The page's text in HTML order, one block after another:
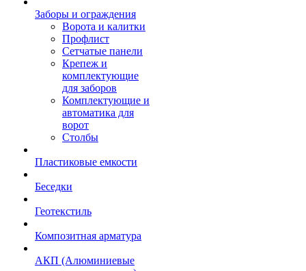
Заборы и ограждения
Ворота и калитки
Профлист
Сетчатые панели
Крепеж и
комплектующие
для заборов
Комплектующие и
автоматика для
ворот
Столбы
Пластиковые емкости
Беседки
Геотекстиль
Композитная арматура
АКП (Алюминиевые